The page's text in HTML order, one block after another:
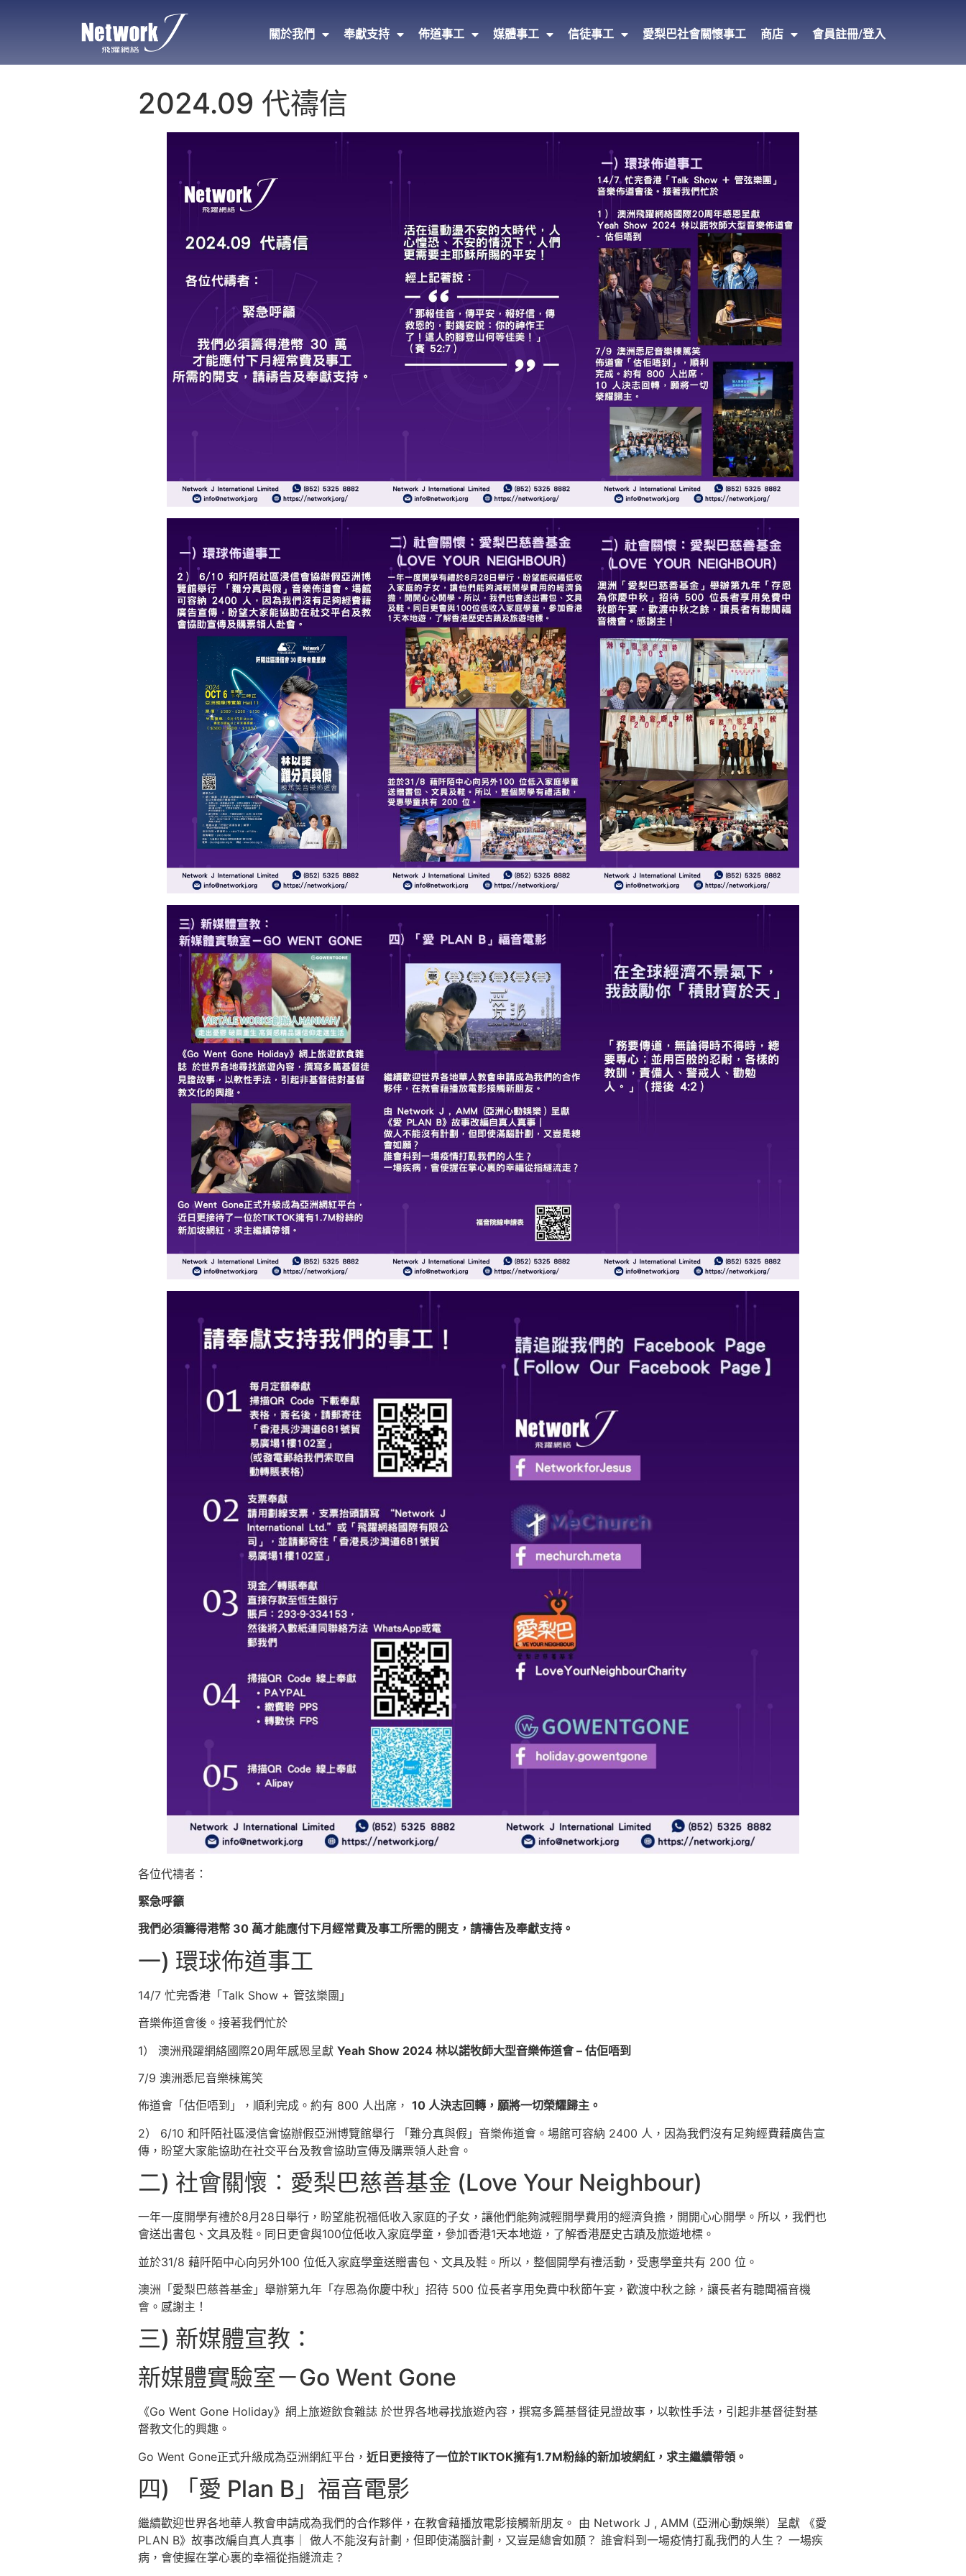
關於我們 奉獻支持 佈道事工 媒體事工 信徒事工 愛梨巴社會關懷事工 商店 會員註冊/登入
2024.09 代禱信
各位代禱者：
緊急呼籲
我們必須籌得港幣 30 萬才能應付下月經常費及事工所需的開支，請禱告及奉獻支持。
一) 環球佈道事工
14/7 忙完香港「Talk Show + 管弦樂團」
音樂佈道會後。接著我們忙於
1） 澳洲飛躍網絡國際20周年感恩呈獻 Yeah Show 2024 林以諾牧師大型音樂佈道會 – 估佢唔到
7/9 澳洲悉尼音樂棟篤笑
佈道會「估佢唔到」，順利完成。約有 800 人出席， 10 人決志回轉，願將一切榮耀歸主。
2） 6/10 和阡陌社區浸信會協辦假亞洲博覽館舉行 「難分真與假」音樂佈道會。場館可容納 2400 人，因為我們沒有足夠經費藉廣告宣
傳，盼望大家能協助在社交平台及教會協助宣傳及購票領人赴會。
二) 社會關懷︰愛梨巴慈善基金 (Love Your Neighbour)
一年一度開學有禮於8月28日舉行，盼望能祝福低收入家庭的子女，讓他們能夠減輕開學費用的經濟負擔，開開心心開學。所以，我們也
會送出書包、文具及鞋。同日更會與100位低收入家庭學童，參加香港1天本地遊，了解香港歷史古蹟及旅遊地標。
並於31/8 藉阡陌中心向另外100 位低入家庭學童送贈書包、文具及鞋。所以，整個開學有禮活動，受惠學童共有 200 位。
澳洲「愛梨巴慈善基金」舉辦第九年「存恩為你慶中秋」招待 500 位長者享用免費中秋節午宴，歡渡中秋之餘，讓長者有聽聞福音機
會。感謝主！
三) 新媒體宣教：
新媒體實驗室－Go Went Gone
《Go Went Gone Holiday》網上旅遊飲食雜誌 於世界各地尋找旅遊內容，撰寫多篇基督徒見證故事，以軟性手法，引起非基督徒對基
督教文化的興趣。
Go Went Gone正式升級成為亞洲網紅平台， 近日更接待了一位於TIKTOK擁有1.7M粉絲的新加坡網紅，求主繼續帶領。
四) 「愛 Plan B」福音電影
繼續歡迎世界各地華人教會申請成為我們的合作夥伴，在教會藉播放電影接觸新朋友。 由 Network J , AMM (亞洲心動娛樂）呈獻 《愛
PLAN B》故事改編自真人真事｜ 做人不能沒有計劃，但即使滿腦計劃，又豈是總會如願？ 誰會料到一場疫情打亂我們的人生？ 一場疾
病，會使握在掌心裏的幸福從指縫流走？